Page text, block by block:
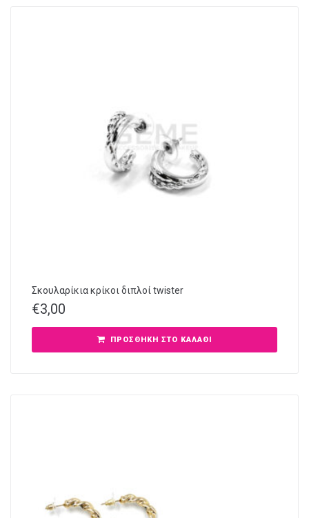
Σκουλαρίκια κρίκοι διπλοί twister
€3,00
ΠΡΟΣΘΉΚΗ ΣΤΟ ΚΑΛΆΘΙ